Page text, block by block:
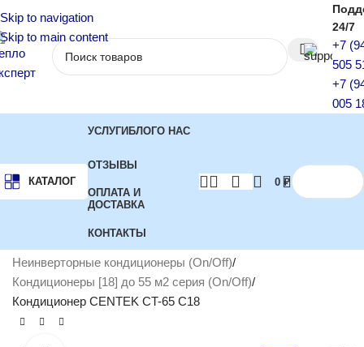
Skip to navigation
Skip to main content
24/7
+7
505
+7
005
КАТАЛОГ
УСЛУГИБЛОГО НАС
ОТЗЫВЫ
ОПЛАТА И
ДОСТАВКА
КОНТАКТЫ
0 ₽
Неинверторные кондиционеры (On/Off)
Кондиционеры [18] до 55 м2 серия (On/Off)
Кондиционер CENTEK CT-65 C18